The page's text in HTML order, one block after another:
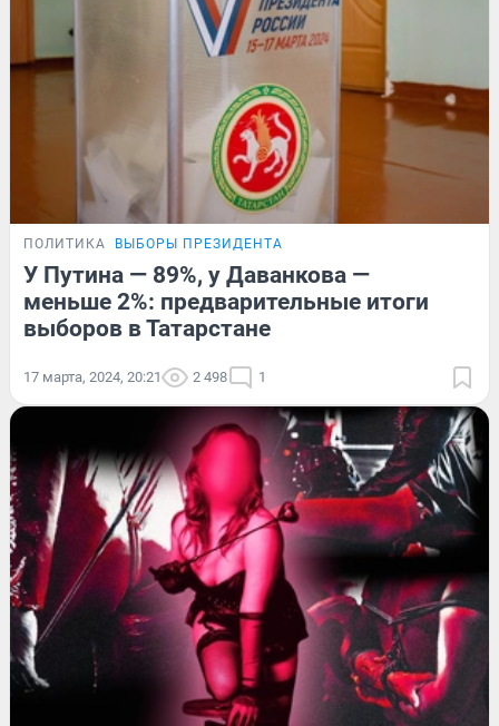
ПОЛИТИКА ВЫБОРЫ ПРЕЗИДЕНТА
У Путина — 89%, у Даванкова —
меньше 2%: предварительные итоги
выборов в Татарстане
17 марта, 2024, 20:21 2 498 1